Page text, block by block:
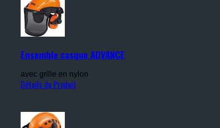
Ensemble casque ADVANCE
avec grille en nylon
Détails du Produit